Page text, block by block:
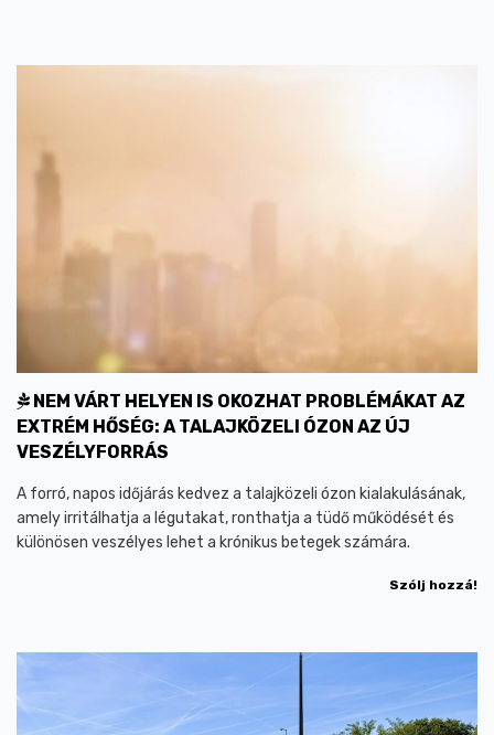
NEM VÁRT HELYEN IS OKOZHAT PROBLÉMÁKAT AZ
EXTRÉM HŐSÉG: A TALAJKÖZELI ÓZON AZ ÚJ
VESZÉLYFORRÁS
A forró, napos időjárás kedvez a talajközeli ózon kialakulásának,
amely irritálhatja a légutakat, ronthatja a tüdő működését és
különösen veszélyes lehet a krónikus betegek számára.
Szólj hozzá!